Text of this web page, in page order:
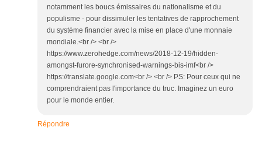
notamment les boucs émissaires du nationalisme et du
populisme - pour dissimuler les tentatives de rapprochement
du système financier avec la mise en place d'une monnaie
mondiale.<br /> <br />
https://www.zerohedge.com/news/2018-12-19/hidden-
amongst-furore-synchronised-warnings-bis-imf<br />
https://translate.google.com<br /> <br /> PS: Pour ceux qui ne
comprendraient pas l'importance du truc. Imaginez un euro
pour le monde entier.
Répondre